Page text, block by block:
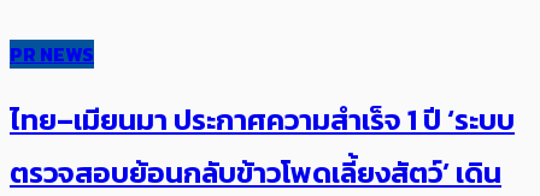
PR NEWS
ไทย–เมียนมา ประกาศความสำเร็จ 1 ปี ‘ระบบ
ตรวจสอบย้อนกลับข้าวโพดเลี้ยงสัตว์’ เดิน